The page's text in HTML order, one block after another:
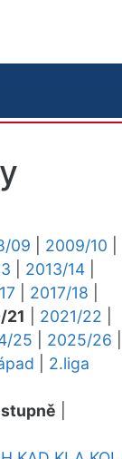
09 2009/10
2013/14
2017/18
21 2021/22
25 2025/26
2.liga